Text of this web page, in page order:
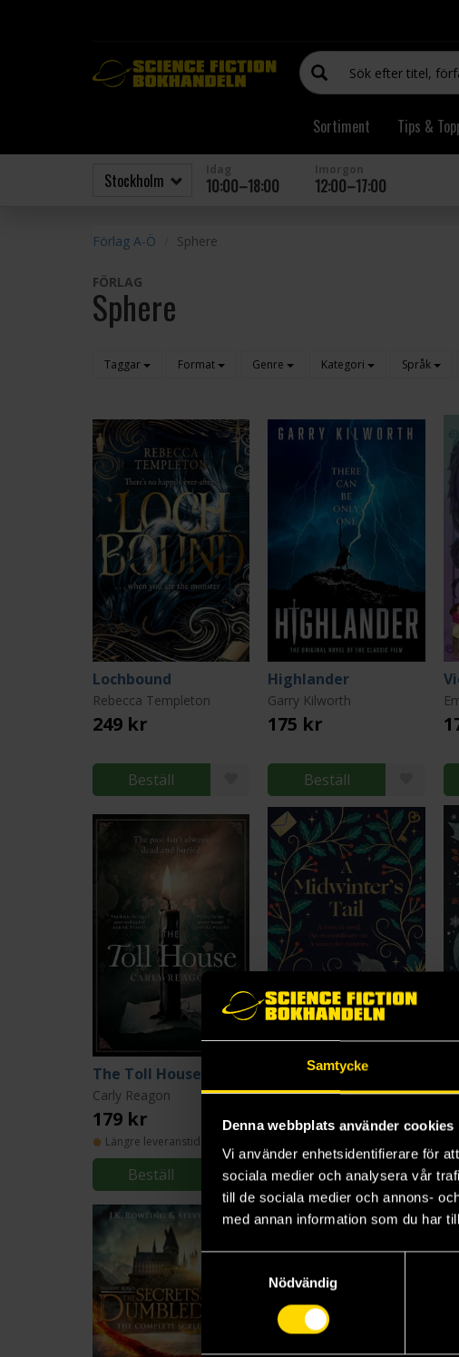
Samtycke
Denna webbplats använder cookies
Vi använder enhetsidentifierare för
sociala medier och analysera vår
till de sociala medier och annons-
med annan information som du har
Nödvändig
Sortiment Tips &
10:00–18:00 12:00–17:00
Förlag A-Ö Sphere
FÖRLAG
Sphere
Taggar Format Genre Kategori Språk
Lochbound
Rebecca Templeton
249 kr
Beställ
Highlander
Garry Kilworth
175 kr
Beställ
The Toll House
Carly Reagon
179 kr
Längre leveranstid
Beställ
A Midwinter's Tail
Lili Hayward
179 kr
Beställ